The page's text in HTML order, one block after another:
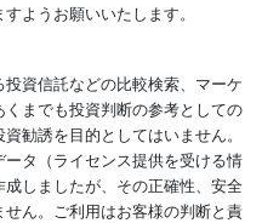
ようお願いいたします。
資信託などの比較検索、マーケ
までも投資判断の参考としての
勧誘を目的としてはいません。
タ（ライセンス提供を受ける情
しましたが、その正確性、安全
ん。ご利用はお客様の判断と責